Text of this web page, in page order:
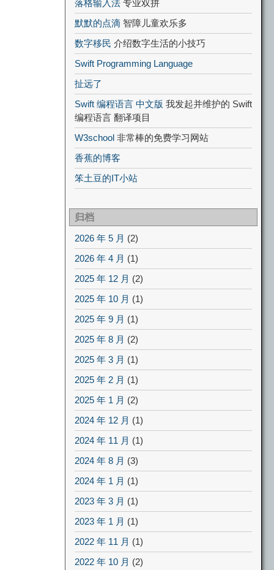
落格输入法 专业双拼
默默的点滴 智障儿童欢乐多
数字移民 介绍数字生活的小技巧
Swift Programming Language
扯远了
Swift 编程语言 中文版 我发起并维护的 Swift
编程语言 翻译项目
W3school 非常棒的免费学习网站
香蕉的博客
笨土豆的IT小站
归档
2026 年 5 月 (2)
2026 年 4 月 (1)
2025 年 12 月 (2)
2025 年 10 月 (1)
2025 年 9 月 (1)
2025 年 8 月 (2)
2025 年 3 月 (1)
2025 年 2 月 (1)
2025 年 1 月 (2)
2024 年 12 月 (1)
2024 年 11 月 (1)
2024 年 8 月 (3)
2024 年 1 月 (1)
2023 年 3 月 (1)
2023 年 1 月 (1)
2022 年 11 月 (1)
2022 年 10 月 (2)